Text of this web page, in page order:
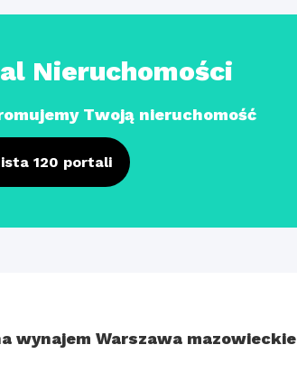
Nieruchomości
Twoją nieruchomość
120 portali
wynajem Warszawa mazowieckie